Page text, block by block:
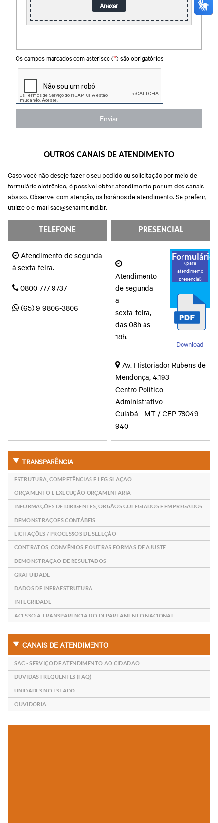
Anexar
Os campos marcados com asterisco (*) são obrigatórios
OUTROS CANAIS DE ATENDIMENTO
Caso você não deseje fazer o seu pedido ou solicitação por meio de
formulário eletrônico, é possível obter atendimento por um dos canais
abaixo. Observe, com atenção, os horários de atendimento. Se preferir,
utilize o e-mail sac@senaimt.ind.br.
TELEFONE
Atendimento de segunda
à sexta-feira.
0800 777 9737
(65) 9 9806-3806
PRESENCIAL
Atendimento
de segunda
a
sexta-feira,
das 08h às
18h.
Formulário
(para
atendimento
presencial)
Download
Av. Historiador Rubens de
Mendonça, 4.193
Centro Político
Administrativo
Cuiabá - MT / CEP 78049-
940
TRANSPARÊNCIA
ESTRUTURA, COMPETÊNCIAS E LEGISLAÇÃO
ORÇAMENTO E EXECUÇÃO ORÇAMENTÁRIA
INFORMAÇÕES DE DIRIGENTES, ÓRGÃOS COLEGIADOS E EMPREGADOS
DEMONSTRAÇÕES CONTÁBEIS
LICITAÇÕES / PROCESSOS DE SELEÇÃO
CONTRATOS, CONVÊNIOS E OUTRAS FORMAS DE AJUSTE
DEMONSTRAÇÃO DE RESULTADOS
GRATUIDADE
DADOS DE INFRAESTRUTURA
INTEGRIDADE
ACESSO À TRANSPARÊNCIA DO DEPARTAMENTO NACIONAL
CANAIS DE ATENDIMENTO
SAC - SERVIÇO DE ATENDIMENTO AO CIDADÃO
DÚVIDAS FREQUENTES (FAQ)
UNIDADES NO ESTADO
OUVIDORIA